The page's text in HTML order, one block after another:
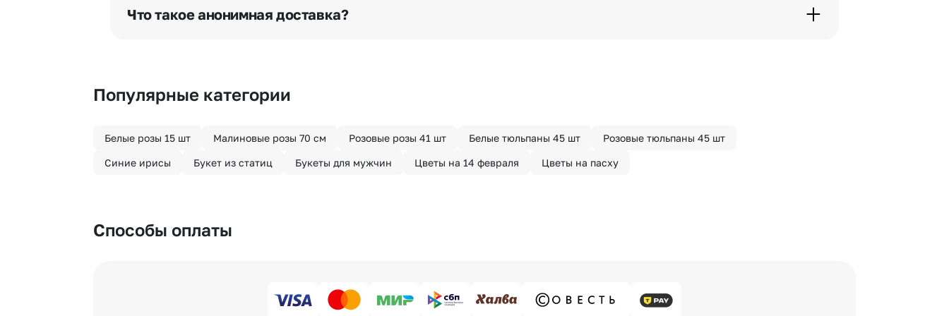
отрезка. Хотите получить цветы раньше? Оформите услугу срочной доставки, и мы доставим букет менее чем через 2
часа после оформления заказа.
Что такое анонимная доставка?
Популярные категории
Белые розы 15 шт Малиновые розы 70 см Розовые розы 41 шт Белые тюльпаны 45 шт Розовые тюльпаны 45 шт
Синие ирисы Букет из статиц Букеты для мужчин Цветы на 14 февраля Цветы на пасху
Способы оплаты